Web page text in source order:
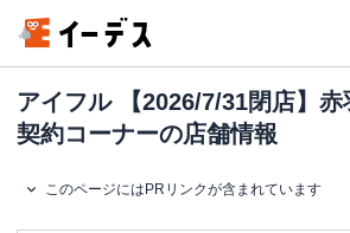
アイフル 【2026/7/31閉店】赤
契約コーナーの店舗情報
このページにはPRリンクが含まれています